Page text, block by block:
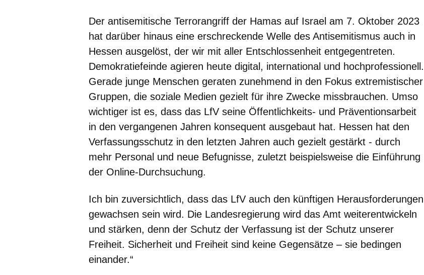
Der antisemitische Terrorangriff der Hamas auf Israel am 7. Oktober 2023
hat darüber hinaus eine erschreckende Welle des Antisemitismus auch in
Hessen ausgelöst, der wir mit aller Entschlossenheit entgegentreten.
Demokratiefeinde agieren heute digital, international und hochprofessionell.
Gerade junge Menschen geraten zunehmend in den Fokus extremistischer
Gruppen, die soziale Medien gezielt für ihre Zwecke missbrauchen. Umso
wichtiger ist es, dass das LfV seine Öffentlichkeits- und Präventionsarbeit
in den vergangenen Jahren konsequent ausgebaut hat. Hessen hat den
Verfassungsschutz in den letzten Jahren auch gezielt gestärkt - durch
mehr Personal und neue Befugnisse, zuletzt beispielsweise die Einführung
der Online-Durchsuchung.
Ich bin zuversichtlich, dass das LfV auch den künftigen Herausforderungen
gewachsen sein wird. Die Landesregierung wird das Amt weiterentwickeln
und stärken, denn der Schutz der Verfassung ist der Schutz unserer
Freiheit. Sicherheit und Freiheit sind keine Gegensätze – sie bedingen
einander.“